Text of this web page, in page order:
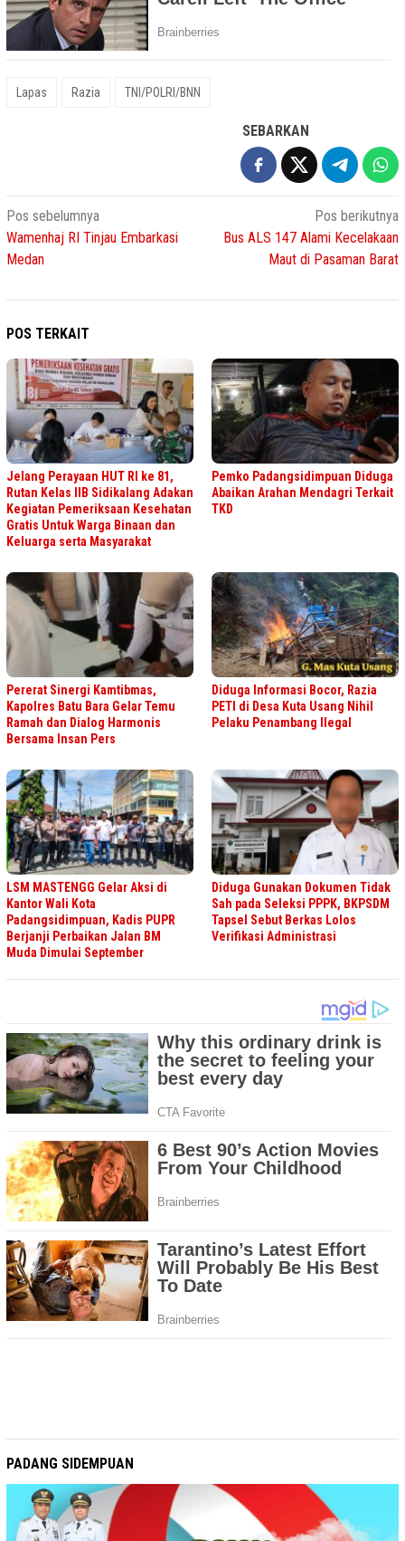
Lapas Razia TNI/POLRI/BNN
SEBARKAN
Navigasi
pos
Pos sebelumnya
Wamenhaj RI Tinjau Embarkasi
Medan
Pos berikutnya
Bus ALS 147 Alami Kecelakaan
Maut di Pasaman Barat
POS TERKAIT
Jelang Perayaan HUT RI ke 81,
Rutan Kelas IIB Sidikalang Adakan
Kegiatan Pemeriksaan Kesehatan
Gratis Untuk Warga Binaan dan
Keluarga serta Masyarakat
Pemko Padangsidimpuan Diduga
Abaikan Arahan Mendagri Terkait
TKD
Pererat Sinergi Kamtibmas,
Kapolres Batu Bara Gelar Temu
Ramah dan Dialog Harmonis
Bersama Insan Pers
Diduga Informasi Bocor, Razia
PETI di Desa Kuta Usang Nihil
Pelaku Penambang Ilegal
LSM MASTENGG Gelar Aksi di
Kantor Wali Kota
Padangsidimpuan, Kadis PUPR
Berjanji Perbaikan Jalan BM
Muda Dimulai September
Diduga Gunakan Dokumen Tidak
Sah pada Seleksi PPPK, BKPSDM
Tapsel Sebut Berkas Lolos
Verifikasi Administrasi
PADANG SIDEMPUAN